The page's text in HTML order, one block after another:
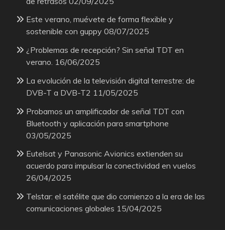
Este verano, muévete de forma flexible y
sostenible con guppy 08/07/2025
¿Problemas de recepción? Sin señal TDT en
verano. 16/06/2025
La evolución de la televisión digital terrestre: de
DVB-T a DVB-T2 11/05/2025
Probamos un amplificador de señal TDT con
Bluetooth y aplicación para smartphone
03/05/2025
Eutelsat y Panasonic Avionics extienden su
acuerdo para impulsar la conectividad en vuelos
26/04/2025
Telstar: el satélite que dio comienzo a la era de las
comunicaciones globales 15/04/2025